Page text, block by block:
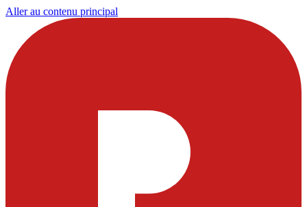
Aller au contenu principal